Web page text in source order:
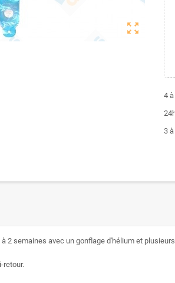
zoom_out_map
4
3
2 semaines avec un gonflage d'hélium et
retour.